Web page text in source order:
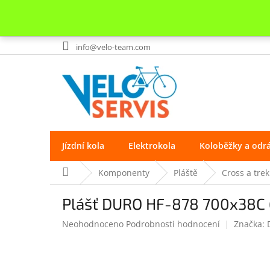
Přejít
na
info@velo-team.com
Jízdní kola Elektrokola Koloběžky a
Domů Komponenty Pláště Cross a
Plášť DURO HF-878
Průměrné
Neohodnoceno Podrobnosti hodnocení Značka: